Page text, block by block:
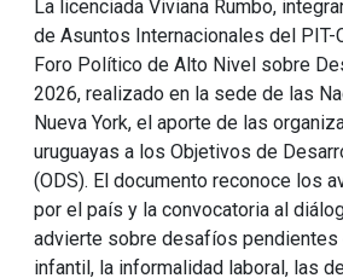
La licenciada Viviana Rumbo,
de Asuntos Internacionales del PIT-
Foro Político de Alto Nivel sobre
2026, realizado en la sede de las
Nueva York, el aporte de las
uruguayas a los Objetivos de
(ODS). El documento reconoce los
por el país y la convocatoria al
advierte sobre desafíos pendientes
infantil, la informalidad laboral, las